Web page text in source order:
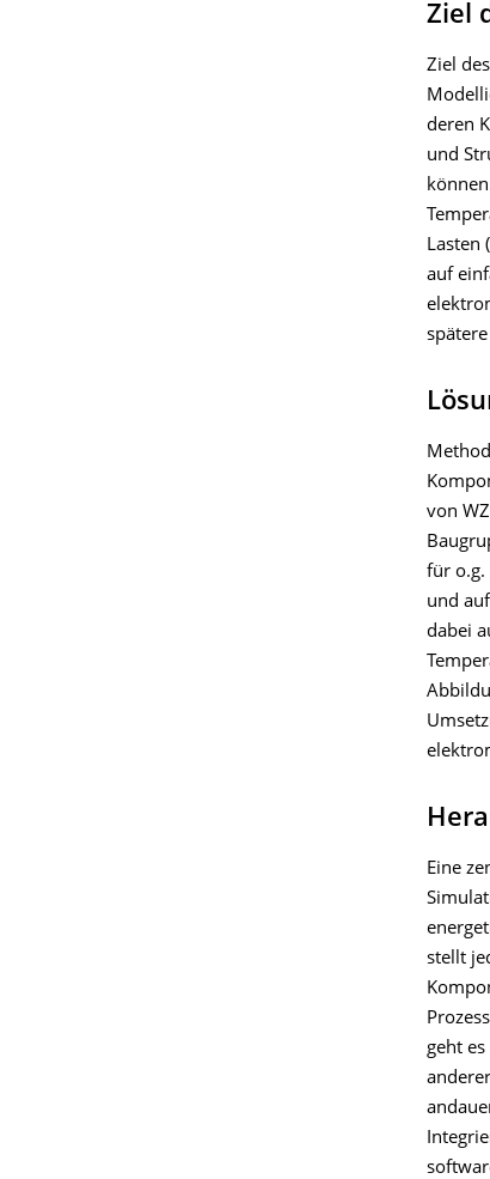
Ziel
Ziel
deren
und
Lasten
auf
von
für o.g.
und
dabei
Eine
stellt
geht